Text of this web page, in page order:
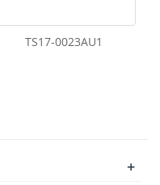
TS17-0023AU1
+